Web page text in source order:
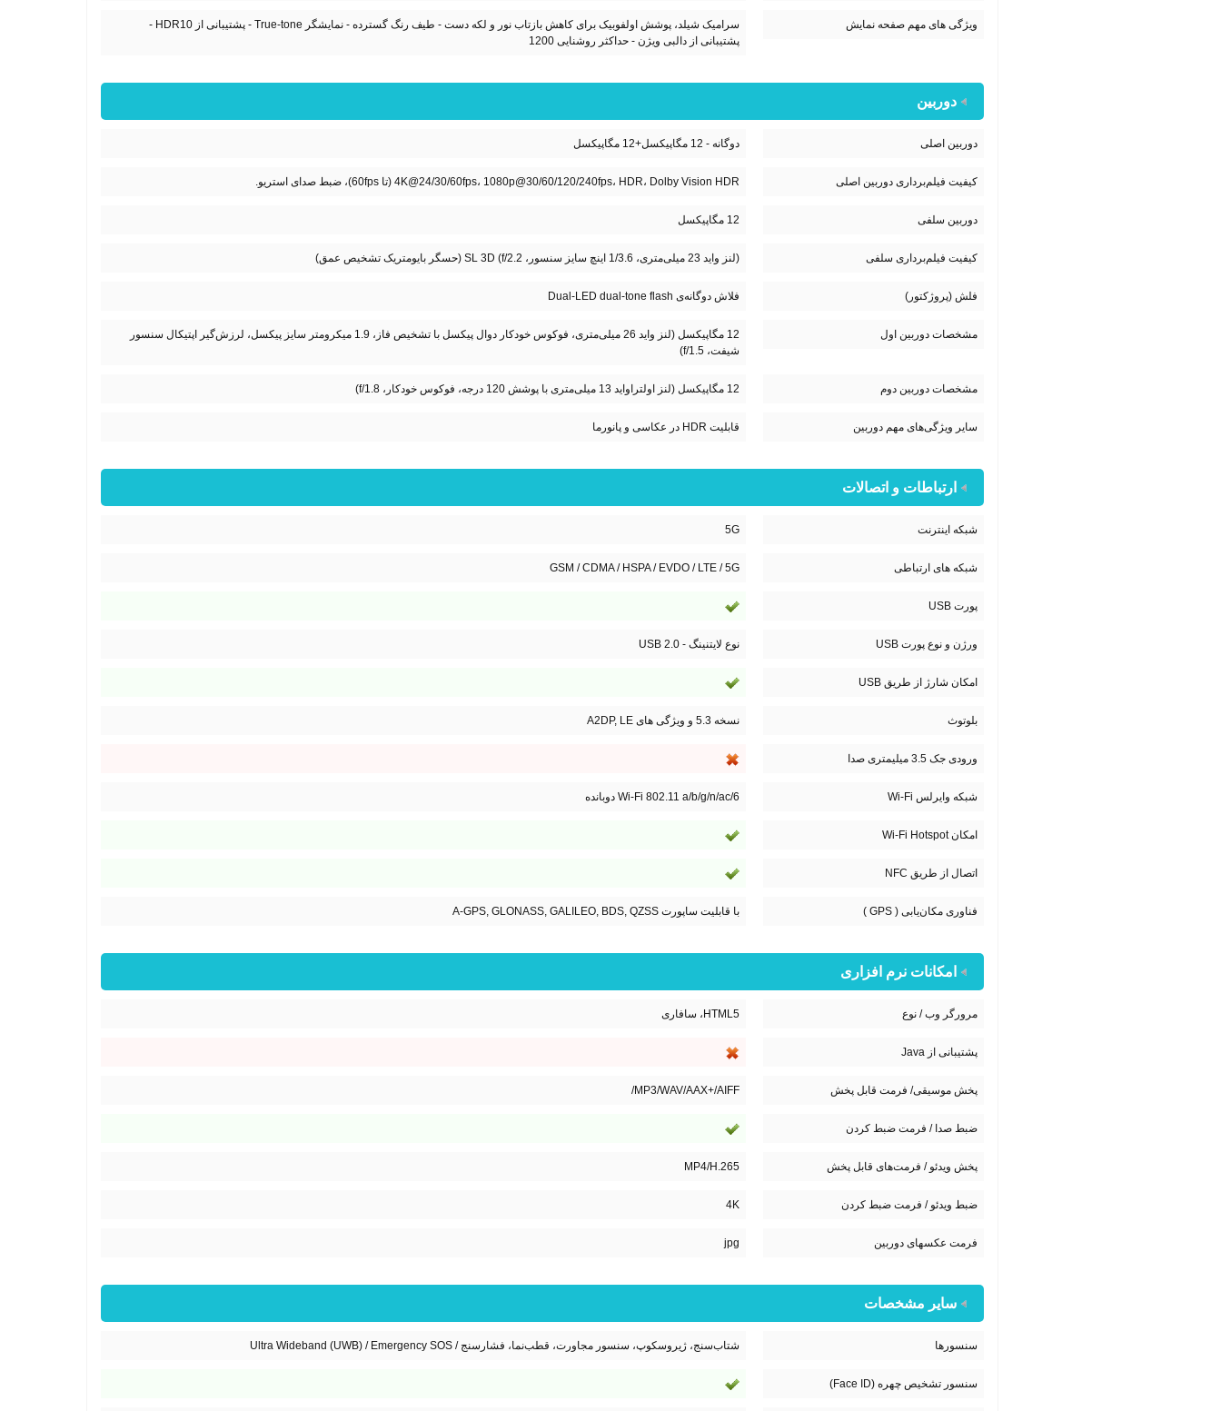
ویژگی های مهم صفحه نمایش
سرامیک شیلد، پوشش اولفوبیک برای کاهش بازتاب نور و لکه دست - طیف رنگ گسترده - نمایشگر True-tone - پشتیبانی از HDR10 -
پشتیبانی از دالبی ویژن - حداکثر روشنایی 1200
دوربین
دوربین اصلی دوگانه - 12 مگاپیکسل+12 مگاپیکسل
کیفیت فیلم‌برداری دوربین اصلی 4K@24/30/60fps، 1080p@30/60/120/240fps، HDR، Dolby Vision HDR (تا 60fps)، ضبط صدای استریو.
دوربین سلفی 12 مگاپیکسل
کیفیت فیلم‌برداری سلفی (لنز واید 23 میلی‌متری، 1/3.6 اینچ سایز سنسور، f/2.2) SL 3D (حسگر بایومتریک تشخیص عمق)
فلش (پروژکتور) فلاش دوگانه‌ی Dual-LED dual-tone flash
مشخصات دوربین اول
12 مگاپیکسل (لنز واید 26 میلی‌متری، فوکوس خودکار دوال پیکسل با تشخیص فاز، 1.9 میکرومتر سایز پیکسل، لرزش‌گیر اپتیکال سنسور
شیفت، f/1.5)
مشخصات دوربین دوم 12 مگاپیکسل (لنز اولتراواید 13 میلی‌متری با پوشش 120 درجه، فوکوس خودکار، f/1.8)
سایر ویژگی‌های مهم دوربین قابلیت HDR در عکاسی و پانورما
ارتباطات و اتصالات
شبکه اینترنت 5G
شبکه های ارتباطی GSM / CDMA / HSPA / EVDO / LTE / 5G
پورت USB
ورژن و نوع پورت USB نوع لایتنینگ - USB 2.0
امکان شارژ از طریق USB
بلوتوث نسخه 5.3 و ویژگی های A2DP, LE
ورودی جک 3.5 میلیمتری صدا
شبکه وایرلس Wi-Fi Wi-Fi 802.11 a/b/g/n/ac/6 دوبانده
امکان Wi-Fi Hotspot
اتصال از طریق NFC
فناوری مکان‌یابی ( GPS ) با قابلیت ساپورت A-GPS, GLONASS, GALILEO, BDS, QZSS
امکانات نرم افزاری
مرورگر وب / نوع HTML5، سافاری
پشتیبانی از Java
پخش موسیقی/ فرمت قابل پخش MP3/WAV/AAX+/AIFF/
ضبط صدا / فرمت ضبط کردن
پخش ویدئو / فرمت‌های قابل پخش MP4/H.265
ضبط ویدئو / فرمت ضبط کردن 4K
فرمت عکسهای دوربین jpg
سایر مشخصات
سنسورها شتاب‌سنج، ژیروسکوپ، سنسور مجاورت، قطب‌نما، فشارسنج / Ultra Wideband (UWB) / Emergency SOS
سنسور تشخیص چهره (Face ID)